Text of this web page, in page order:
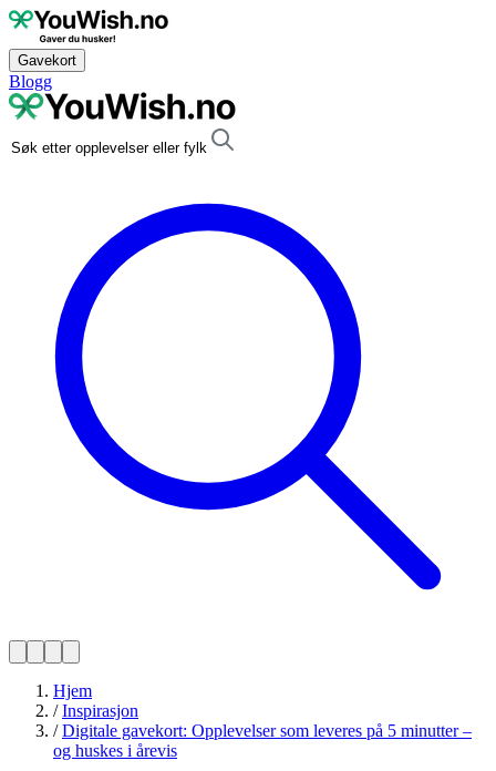
Gavekort
Blogg
Hjem
/Inspirasjon
/Digitale gavekort: Opplevelser som leveres på 5 minutter –
og huskes i årevis